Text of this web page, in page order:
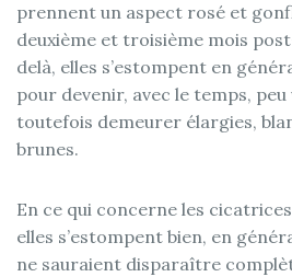
prennent un aspect rosé et
deuxième et troisième mois
delà, elles s’estompent en
pour devenir, avec le temps, peu
toutefois demeurer élargies,
brunes.
En ce qui concerne les
elles s’estompent bien, en
ne sauraient disparaître